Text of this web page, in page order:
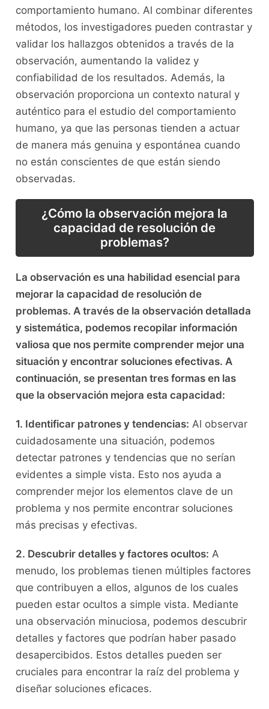
comportamiento humano. Al combinar‌ diferentes
métodos, los ⁣investigadores ⁢pueden contrastar ‌y
validar ⁤los hallazgos obtenidos a ⁣través de la
observación, aumentando la validez y
confiabilidad‍ de los resultados. Además, la
observación​ proporciona un⁢ contexto natural​ y
auténtico para el estudio del comportamiento
humano, ya ⁣que las personas tienden a actuar ​
de manera más genuina y espontánea cuando
no están conscientes de que están siendo
observadas.
¿Cómo la⁤ observación ⁤mejora la
capacidad de​ resolución de
problemas?
La observación es una habilidad esencial para
mejorar la capacidad de resolución de
problemas. A través de la⁢ observación detallada
y sistemática, podemos recopilar ⁣información
valiosa​ que nos permite comprender mejor‌ una
situación y encontrar soluciones efectivas. ‌A
‌continuación, se presentan tres ⁤formas en las
que la observación mejora esta capacidad:
1. Identificar‍ patrones y ⁢tendencias: ⁣Al observar
cuidadosamente una situación, podemos
detectar patrones y‍ tendencias que no serían
evidentes a simple vista. Esto ​nos ayuda a
comprender‌ mejor ​los elementos clave de un
problema y nos permite encontrar soluciones
más precisas ⁢y ⁤efectivas.
2.‍ Descubrir detalles y factores ocultos: A
menudo, los problemas tienen​ múltiples ​factores
que contribuyen a ellos, algunos ⁢de ⁣los ‌cuales
pueden estar ocultos ⁤a simple vista. Mediante​
una observación minuciosa, podemos descubrir
detalles y factores que ​podrían ⁢haber ⁢pasado
desapercibidos. Estos detalles⁤ pueden ser
cruciales para ​encontrar la raíz del problema​ y⁢
diseñar⁣ soluciones eficaces.